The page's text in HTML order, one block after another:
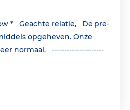
* Geachte relatie, De pre-
opgeheven. Onze
normaal. ---------------------